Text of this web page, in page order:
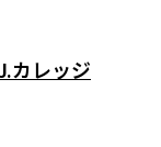
カレッジ